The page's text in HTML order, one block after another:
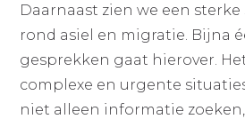
Daarnaast zien we een
rond asiel en migratie. Bijna
gesprekken gaat hierover.
complexe en urgente
niet alleen informatie